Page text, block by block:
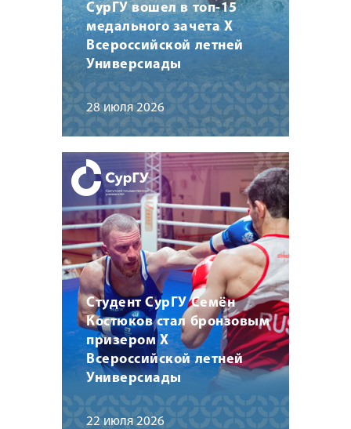
СурГУ вошел в топ-15
медального зачета X
Всероссийской летней
Универсиады
28 июля 2026
Студент СурГУ Семён
Костюков стал бронзовым
призером X
Всероссийской летней
Универсиады
22 июля 2026